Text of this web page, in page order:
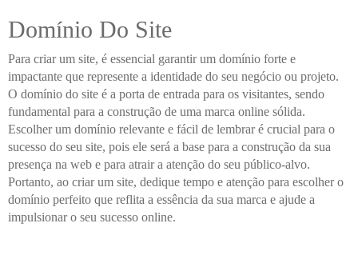
Domínio Do Site
Para criar um site, é essencial garantir um domínio forte e
impactante que represente a identidade do seu negócio ou projeto.
O domínio do site é a porta de entrada para os visitantes, sendo
fundamental para a construção de uma marca online sólida.
Escolher um domínio relevante e fácil de lembrar é crucial para o
sucesso do seu site, pois ele será a base para a construção da sua
presença na web e para atrair a atenção do seu público-alvo.
Portanto, ao criar um site, dedique tempo e atenção para escolher o
domínio perfeito que reflita a essência da sua marca e ajude a
impulsionar o seu sucesso online.